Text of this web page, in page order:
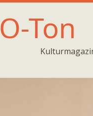
O-Ton